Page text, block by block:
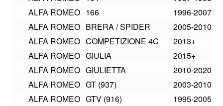
ALFA ROMEO 166 1996-2007
ALFA ROMEO BRERA / SPIDER 2005-2010
ALFA ROMEO COMPETIZIONE 4C 2013+
ALFA ROMEO GIULIA 2015+
ALFA ROMEO GIULIETTA 2010-2020
ALFA ROMEO GT (937) 2003-2010
ALFA ROMEO GTV (916) 1995-2005